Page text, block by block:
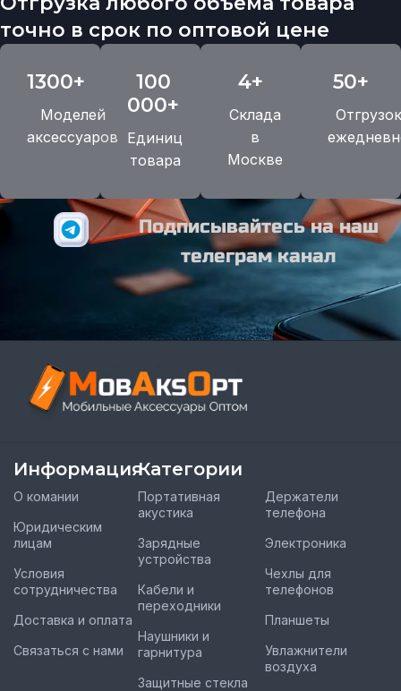
точно в срок по оптовой цене
1300+
Моделей
аксессуаров
100
000+
Единиц
товара
4+
Склада
в
Москве
50+
Отгрузок
Подписывайтесь на наш
телеграм канал
Информация
О комании
Юридическим
лицам
Условия
сотрудничества
Доставка и оплата
Связаться с нами
Категории
Портативная
акустика
Зарядные
устройства
Кабели и
переходники
Наушники и
гарнитура
Защитные стекла
Держатели
телефона
Электроника
Чехлы для
телефонов
Планшеты
Увлажнители
воздуха